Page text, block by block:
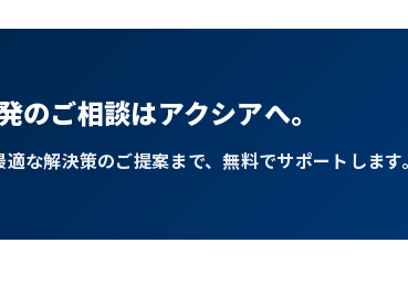
のご相談はアクシアへ。
な解決策のご提案まで、無料でサポートします。